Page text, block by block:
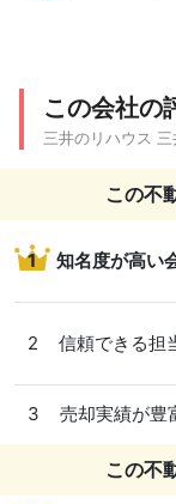
この会社の
三井のリハウス
この不
1 知名度が高い
2 信頼できる担
3 売却実績が豊
この不